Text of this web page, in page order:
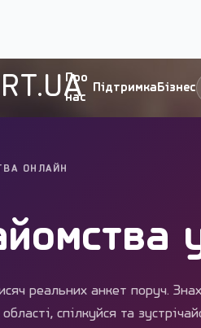
Про
нас
ПідтримкаБізнес
України › Львів
ОНЛАЙН
реальних анкет поруч.
спілкуйся та